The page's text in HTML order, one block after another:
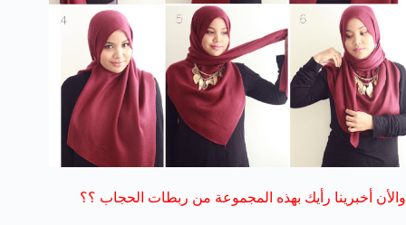
والأن أخبرينا رأيك بهذه المجموعة من ربطات الحجاب ؟؟